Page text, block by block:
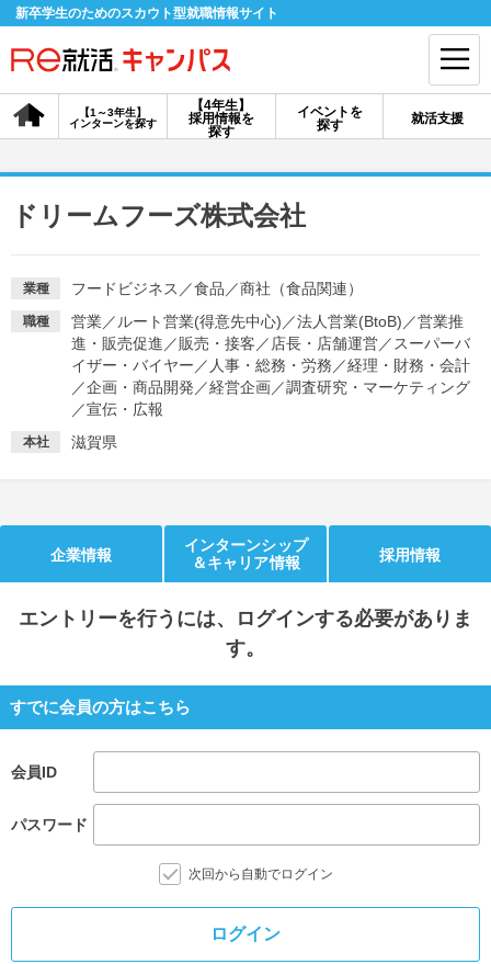
新卒学生のためのスカウト型就職情報サイト
【4年生】
採用情報を
探す
【1～3年生】
インターンを探す
イベントを
探す
就活支援
会員登録 ログイン
探す
【4年生】
採用情報を探す
【4年生】
説明会を探す
【1～3年生】
インターンを探す
イベントを探す
就活支援
就活ノウハウが満載！
就活コラム
お役立ち記事・相談室など
適職診断 就活チャンネル
ドリームフーズ株式会社
業種 フードビジネス ／食品 ／商社（食品関連）
職種 営業／ ルート営業(得意先中心) ／法人営業(BtoB) ／営業推
進・販売促進 ／販売・接客 ／ 店長・店舗運営／ スーパーバ
イザー・バイヤー ／ 人事・総務・労務 ／経理・財務・会計
／企画・商品開発 ／経営企画／調査研究・マーケティング
／宣伝・広報
本社 滋賀県
企業情報
インターンシップ
＆キャリア情報
採用情報
エントリーを行うには、ログインする必要がありま
す。
すでに会員の方はこちら
会員ID
パスワード
次回から自動でログイン
ログイン